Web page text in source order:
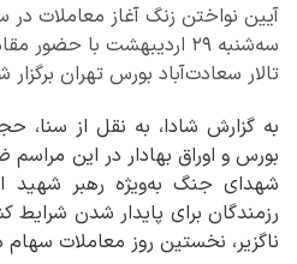
سه‌شنبه ۲۹ اردیبهشت با
تالار سعادت‌آباد بورس تهران برگزار
به گزارش شادا، به نقل از سنا،
بورس و اوراق بهادار در این
شهدای جنگ به‌ویژه رهبر شهید
رزمندگان برای پایدار شدن
ناگزیر، نخستین روز معاملات سهام در سال ۱۴۰۵ را